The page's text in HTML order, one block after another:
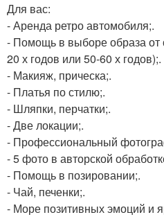
Для вас:
- Аренда ретро автомобиля;.
- Помощь в выборе образа от
20 х годов или 50-60 х годов);.
- Макияж, прическа;.
- Платья по стилю;.
- Шляпки, перчатки;.
- Две локации;.
- Профессиональный
- 5 фото в авторской
- Помощь в позировании;.
- Чай, печенки;.
- Море позитивных эмоций и